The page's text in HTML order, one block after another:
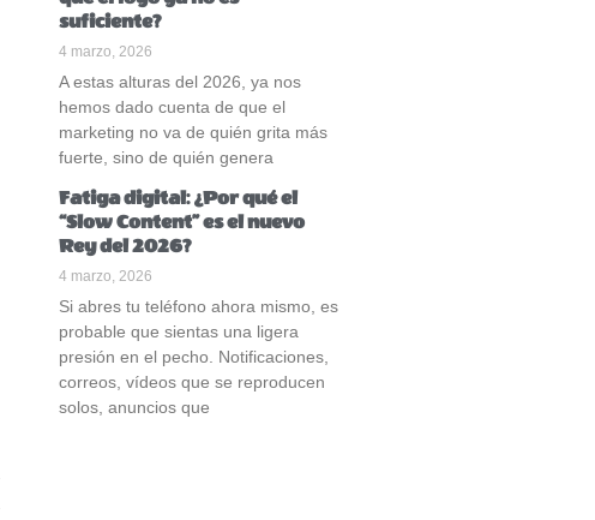
suficiente?
4 marzo, 2026
A estas alturas del 2026, ya nos
hemos dado cuenta de que el
marketing no va de quién grita más
fuerte, sino de quién genera
Fatiga digital: ¿Por qué el
“Slow Content” es el nuevo
Rey del 2026?
4 marzo, 2026
Si abres tu teléfono ahora mismo, es
probable que sientas una ligera
presión en el pecho. Notificaciones,
correos, vídeos que se reproducen
solos, anuncios que